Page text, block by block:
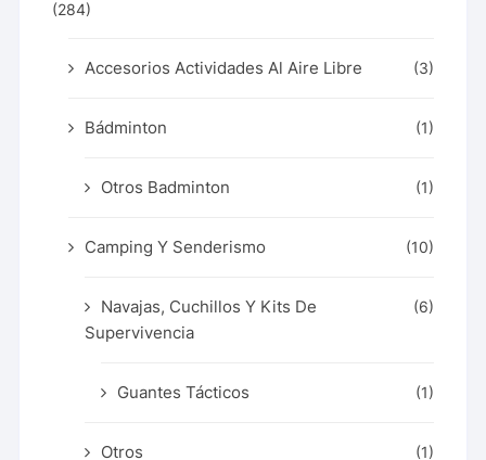
(284)
Accesorios Actividades Al Aire Libre (3)
Bádminton (1)
Otros Badminton (1)
Camping Y Senderismo (10)
Navajas, Cuchillos Y Kits De
Supervivencia
(6)
Guantes Tácticos (1)
Otros (1)